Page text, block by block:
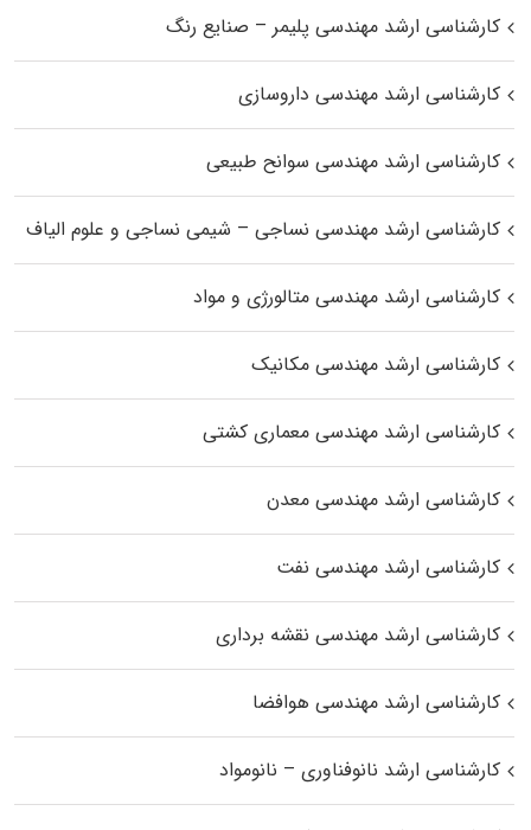
کارشناسی ارشد مهندسی پلیمر – صنایع رنگ
کارشناسی ارشد مهندسی داروسازی
کارشناسی ارشد مهندسی سوانح طبیعی
کارشناسی ارشد مهندسی نساجی – شیمی نساجی و علوم الیاف
کارشناسی ارشد مهندسی متالورژی و مواد
کارشناسی ارشد مهندسی مکانیک
کارشناسی ارشد مهندسی معماری کشتی
کارشناسی ارشد مهندسی معدن
کارشناسی ارشد مهندسی نفت
کارشناسی ارشد مهندسی نقشه برداری
کارشناسی ارشد مهندسی هوافضا
کارشناسی ارشد نانوفناوری – نانومواد